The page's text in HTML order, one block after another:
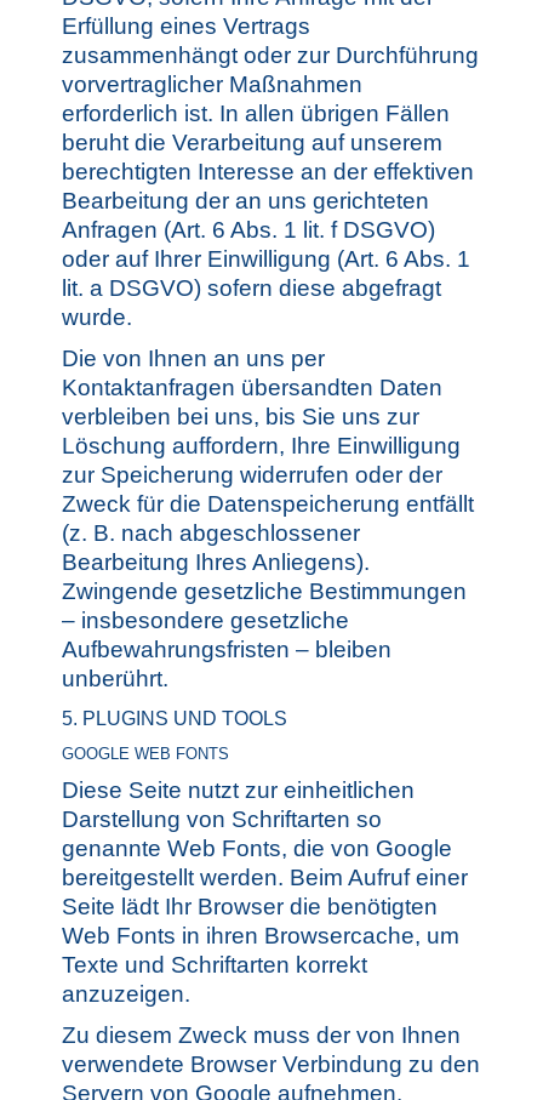
Erfüllung eines Vertrags
zusammenhängt oder zur Durchführung
vorvertraglicher Maßnahmen
erforderlich ist. In allen übrigen Fällen
beruht die Verarbeitung auf unserem
berechtigten Interesse an der effektiven
Bearbeitung der an uns gerichteten
Anfragen (Art. 6 Abs. 1 lit. f DSGVO)
oder auf Ihrer Einwilligung (Art. 6 Abs. 1
lit. a DSGVO) sofern diese abgefragt
wurde.
Die von Ihnen an uns per
Kontaktanfragen übersandten Daten
verbleiben bei uns, bis Sie uns zur
Löschung auffordern, Ihre Einwilligung
zur Speicherung widerrufen oder der
Zweck für die Datenspeicherung entfällt
(z. B. nach abgeschlossener
Bearbeitung Ihres Anliegens).
Zwingende gesetzliche Bestimmungen
– insbesondere gesetzliche
Aufbewahrungsfristen – bleiben
unberührt.
5. PLUGINS UND TOOLS
GOOGLE WEB FONTS
Diese Seite nutzt zur einheitlichen
Darstellung von Schriftarten so
genannte Web Fonts, die von Google
bereitgestellt werden. Beim Aufruf einer
Seite lädt Ihr Browser die benötigten
Web Fonts in ihren Browsercache, um
Texte und Schriftarten korrekt
anzuzeigen.
Zu diesem Zweck muss der von Ihnen
verwendete Browser Verbindung zu den
Servern von Google aufnehmen.